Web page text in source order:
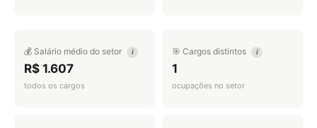
💰 Salário médio do setor i
R$ 1.607
todos os cargos
🎯 Cargos distintos i
1
ocupações no setor